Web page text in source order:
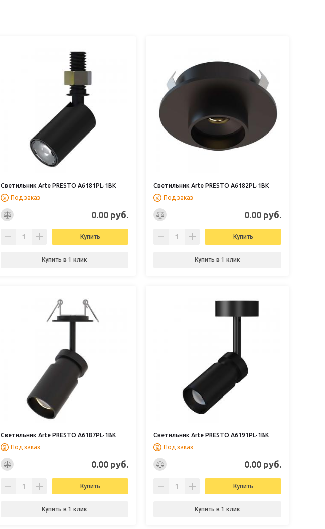
Светильник Arte PRESTO A6181PL-1BK
Под заказ
0.00 руб.
Купить
Купить в 1 клик
Светильник Arte PRESTO A6182PL-1BK
Под заказ
0.00 руб.
Купить
Купить в 1 клик
Светильник Arte PRESTO A6187PL-1BK
Под заказ
0.00 руб.
Купить
Купить в 1 клик
Светильник Arte PRESTO A6191PL-1BK
Под заказ
0.00 руб.
Купить
Купить в 1 клик